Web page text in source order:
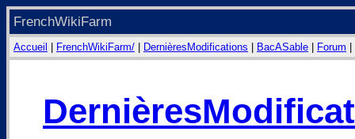
FrenchWikiFarm
Accueil FrenchWikiFarm/ DernièresModifications BacASable Forum